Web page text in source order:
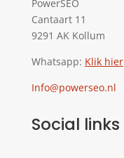
PowerSEO
Cantaart 11
9291 AK Kollum
Whatsapp: Klik hier
Info@powerseo.nl
Social links